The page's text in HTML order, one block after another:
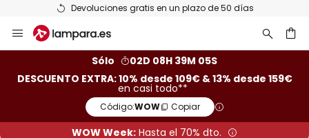
Devoluciones gratis en un plazo de 50 días
al
Sólo
02D 08H 39M 04S
DESCUENTO EXTRA: 10% desde 109€ & 13% desde 159€
en casi todo**
Código:WOW Copiar
WOW Week: Hasta el 70% dto.